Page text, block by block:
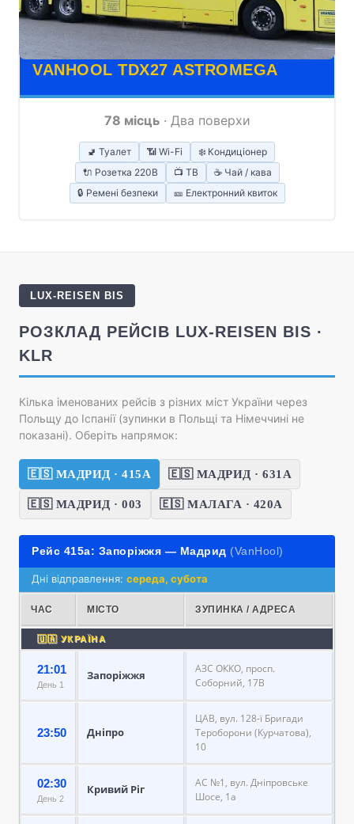
VANHOOL TDX27 ASTROMEGA
78 місць· Два поверхи
🚽 Туалет 📶 Wi-Fi
❄️ Кондиціонер
🔌 Розетка 220В
📺 ТВ
☕ Чай / кава
🔒 Ремені безпеки
🎫 Електронний квиток
LUX-REISEN BIS
РОЗКЛАД РЕЙСІВ LUX-REISEN BIS ·
KLR
Кілька іменованих рейсів з різних міст України через
Польщу до Іспанії (зупинки в Польщі та Німеччині не
показані). Оберіть напрямок:
🇪🇸 МАДРИД · 415А 🇪🇸 МАДРИД · 631А
🇪🇸 МАДРИД · 003 🇪🇸 МАЛАГА · 420А
Рейс 415а: Запоріжжя — Мадрид (VanHool)
Дні відправлення: середа, субота
ЧАС МІСТО ЗУПИНКА / АДРЕСА
🇺🇦 УКРАЇНА
21:01
День 1
Запоріжжя
АЗС ОККО, просп.
Соборний, 17В
23:50 Дніпро
ЦАВ, вул. 128-ї Бригади
Тероборони (Курчатова),
10
02:30
День 2
Кривий Ріг
АС №1, вул. Дніпровське
Шосе, 1а